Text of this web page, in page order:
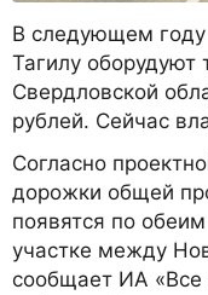
В следующем
Тагилу оборудуют
Свердловской
рублей. Сейчас
Согласно
дорожки общей
появятся по
участке между
сообщает ИА «Все